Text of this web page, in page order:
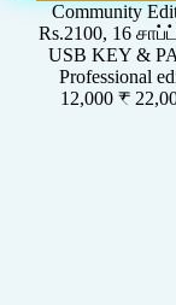
Community
Rs.2100, 16
USB KEY &
Professional
12,000 ₹